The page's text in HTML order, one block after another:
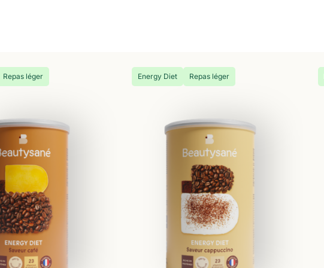
Repas léger Energy Diet Repas léger